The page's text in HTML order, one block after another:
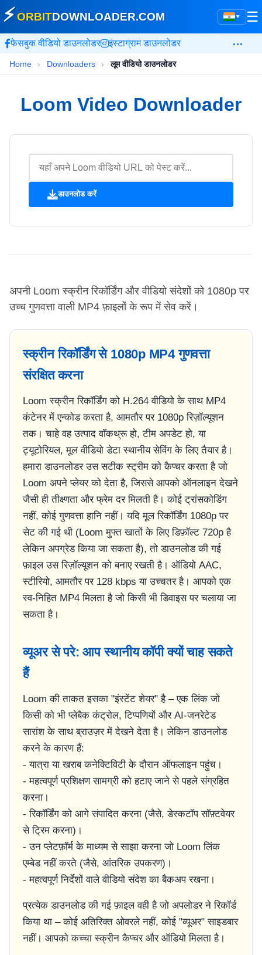
▾
⚡ORBITDOWNLOADER.COM ☰
फेसबुक वीडियो डाउनलोडर इंस्टाग्राम डाउनलोडर …
Home › Downloaders › लूम वीडियो डाउनलोडर
Loom Video Downloader
डाउनलोड करें
अपनी Loom स्क्रीन रिकॉर्डिंग और वीडियो संदेशों को 1080p पर
उच्च गुणवत्ता वाली MP4 फ़ाइलों के रूप में सेव करें।
स्क्रीन रिकॉर्डिंग से 1080p MP4 गुणवत्ता
संरक्षित करना
Loom स्क्रीन रिकॉर्डिंग को H.264 वीडियो के साथ MP4
कंटेनर में एन्कोड करता है, आमतौर पर 1080p रिज़ॉल्यूशन
तक। चाहे वह उत्पाद वॉकथ्रू हो, टीम अपडेट हो, या
ट्यूटोरियल, मूल वीडियो डेटा स्थानीय सेविंग के लिए तैयार है।
हमारा डाउनलोडर उस सटीक स्ट्रीम को कैप्चर करता है जो
Loom अपने प्लेयर को देता है, जिससे आपको ऑनलाइन देखने
जैसी ही तीक्ष्णता और फ्रेम दर मिलती है। कोई ट्रांसकोडिंग
नहीं, कोई गुणवत्ता हानि नहीं। यदि मूल रिकॉर्डिंग 1080p पर
सेट की गई थी (Loom मुफ्त खातों के लिए डिफ़ॉल्ट 720p है
लेकिन अपग्रेड किया जा सकता है), तो डाउनलोड की गई
फ़ाइल उस रिज़ॉल्यूशन को बनाए रखती है। ऑडियो AAC,
स्टीरियो, आमतौर पर 128 kbps या उच्चतर है। आपको एक
स्व-निहित MP4 मिलता है जो किसी भी डिवाइस पर चलाया जा
सकता है।
व्यूअर से परे: आप स्थानीय कॉपी क्यों चाह सकते
हैं
Loom की ताकत इसका "इंस्टेंट शेयर" है – एक लिंक जो
किसी को भी प्लेबैक कंट्रोल, टिप्पणियों और AI-जनरेटेड
सारांश के साथ ब्राउज़र में देखने देता है। लेकिन डाउनलोड
करने के कारण हैं:
- यात्रा या खराब कनेक्टिविटी के दौरान ऑफलाइन पहुंच।
- महत्वपूर्ण प्रशिक्षण सामग्री को हटाए जाने से पहले संग्रहित
करना।
- रिकॉर्डिंग को आगे संपादित करना (जैसे, डेस्कटॉप सॉफ़्टवेयर
से ट्रिम करना)।
- उन प्लेटफ़ॉर्म के माध्यम से साझा करना जो Loom लिंक
एम्बेड नहीं करते (जैसे, आंतरिक उपकरण)।
- महत्वपूर्ण निर्देशों वाले वीडियो संदेश का बैकअप रखना।
प्रत्येक डाउनलोड की गई फ़ाइल वही है जो अपलोडर ने रिकॉर्ड
किया था – कोई अतिरिक्त ओवरले नहीं, कोई "व्यूअर" साइडबार
नहीं। आपको कच्चा स्क्रीन कैप्चर और ऑडियो मिलता है।